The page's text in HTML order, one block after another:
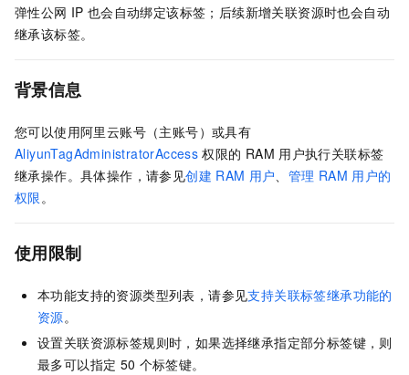
弹性公网 IP 也会自动绑定该标签；后续新增关联资源时也会自动
继承该标签。
背景信息
您可以使用阿里云账号（主账号）或具有
AliyunTagAdministratorAccess 权限的 RAM 用户执行关联标签
继承操作。具体操作，请参见创建 RAM 用户、 管理 RAM 用户的
权限。
使用限制
本功能支持的资源类型列表，请参见支持关联标签继承功能的
资源。
设置关联资源标签规则时，如果选择继承指定部分标签键，则
最多可以指定 50 个标签键。